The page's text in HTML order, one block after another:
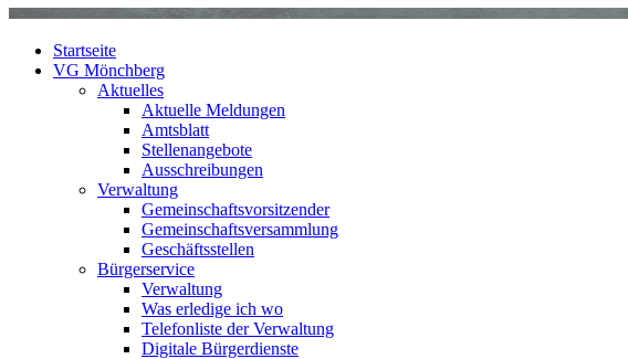
Startseite
VG Mönchberg
Aktuelles
Aktuelle Meldungen
Amtsblatt
Stellenangebote
Ausschreibungen
Verwaltung
Gemeinschaftsvorsitzender
Gemeinschaftsversammlung
Geschäftsstellen
Bürgerservice
Verwaltung
Was erledige ich wo
Telefonliste der Verwaltung
Digitale Bürgerdienste